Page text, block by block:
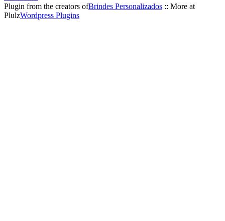
Plugin from the creators ofBrindes Personalizados :: More at
PlulzWordpress Plugins